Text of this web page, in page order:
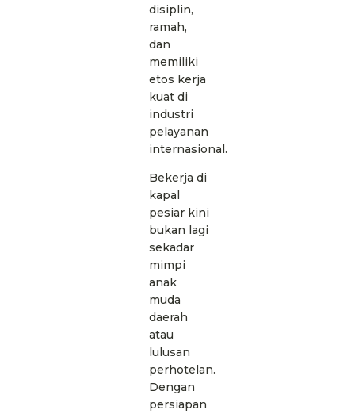
disiplin,
ramah,
dan
memiliki
etos kerja
kuat di
industri
pelayanan
internasional.
Bekerja di
kapal
pesiar kini
bukan lagi
sekadar
mimpi
anak
muda
daerah
atau
lulusan
perhotelan.
Dengan
persiapan